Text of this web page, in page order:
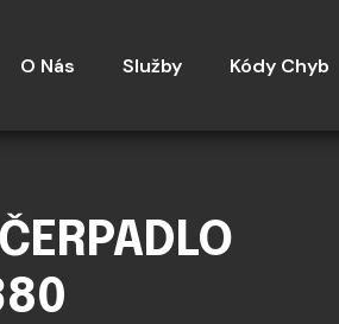
O Nás Služby Kódy Chyb